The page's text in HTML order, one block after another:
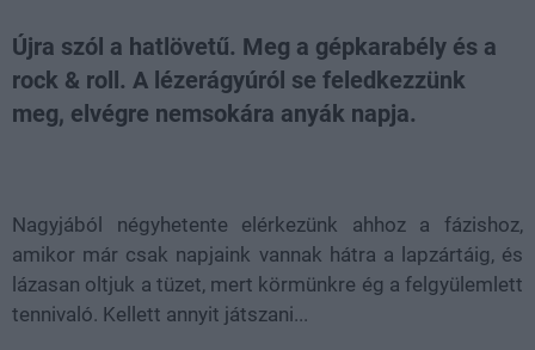
Újra szól a hatlövetű. Meg a gépkarabély és a
rock & roll. A lézerágyúról se feledkezzünk
meg, elvégre nemsokára anyák napja.
Nagyjából négyhetente elérkezünk ahhoz a fázishoz,
amikor már csak napjaink vannak hátra a lapzártáig, és
lázasan oltjuk a tüzet, mert körmünkre ég a felgyülemlett
tennivaló. Kellett annyit játszani...